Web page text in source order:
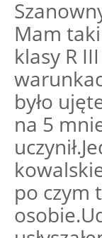
Mam
klasy R
było
na 5
po czym